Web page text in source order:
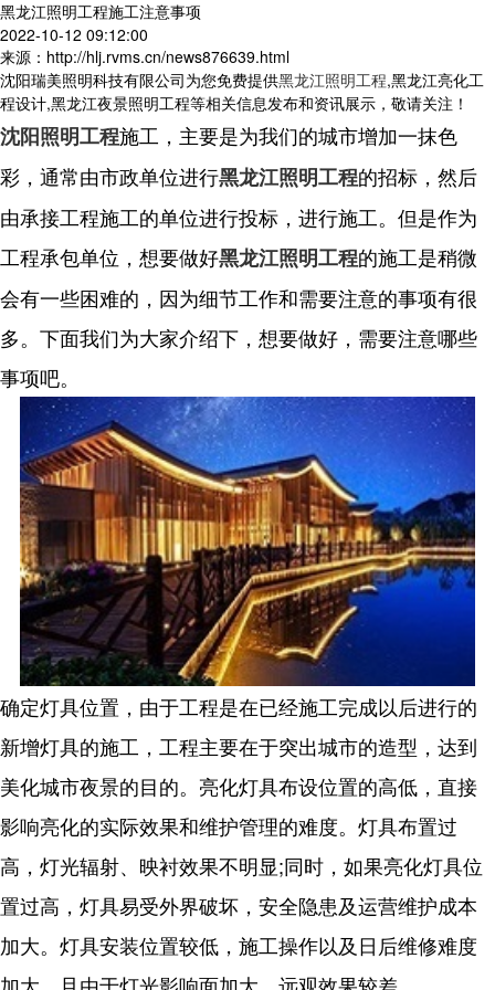
黑龙江照明工程施工注意事项
2022-10-12 09:12:00
来源：http://hlj.rvms.cn/news876639.html
沈阳瑞美照明科技有限公司为您免费提供黑龙江照明工程,黑龙江亮化工
程设计,黑龙江夜景照明工程等相关信息发布和资讯展示，敬请关注！
沈阳照明工程施工，主要是为我们的城市增加一抹色
彩，通常由市政单位进行黑龙江照明工程的招标，然后
由承接工程施工的单位进行投标，进行施工。但是作为
工程承包单位，想要做好黑龙江照明工程的施工是稍微
会有一些困难的，因为细节工作和需要注意的事项有很
多。下面我们为大家介绍下，想要做好，需要注意哪些
事项吧。
确定灯具位置，由于工程是在已经施工完成以后进行的
新增灯具的施工，工程主要在于突出城市的造型，达到
美化城市夜景的目的。亮化灯具布设位置的高低，直接
影响亮化的实际效果和维护管理的难度。灯具布置过
高，灯光辐射、映衬效果不明显;同时，如果亮化灯具位
置过高，灯具易受外界破坏，安全隐患及运营维护成本
加大。灯具安装位置较低，施工操作以及日后维修难度
加大，且由于灯光影响面加大，远观效果较差。